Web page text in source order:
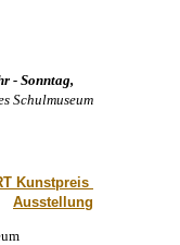
- Sonntag,
Schulmuseum
Kunstpreis
Ausstellung